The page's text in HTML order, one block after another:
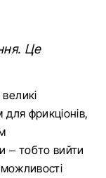
Це
фрикціонів,
– тобто вийти